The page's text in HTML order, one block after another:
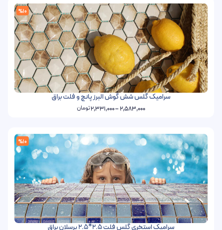
%10
سرامیک گلس شش گوش البرز پانچ و فلت براق
2,583,000
–
2,331,000تومان
%10
سرامیک استخری گلس فلت 2.5*2.5 پرسلان براق